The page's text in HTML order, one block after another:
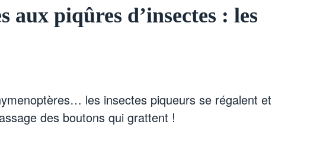
aux piqûres d’insectes : les
les insectes piqueurs se régalent et
des boutons qui grattent !